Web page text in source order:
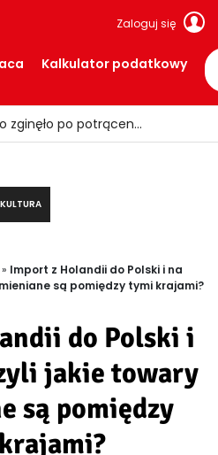
Zaloguj się
Kalkulator podatkowy
Fałszywi policjanci okradali seniorów! Wpadli z łupem i podrobionymi mundurami
KULTURA
» Import z Holandii do Polski i na
są pomiędzy tymi krajami?
do Polski i
jakie towary
są pomiędzy